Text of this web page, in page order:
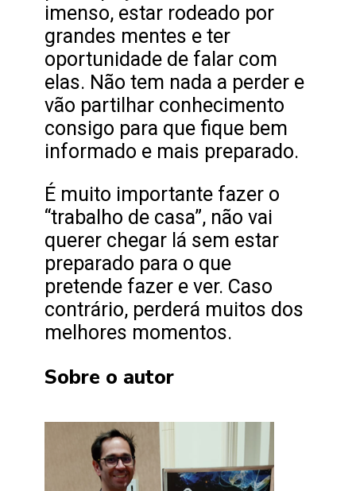
imenso, estar rodeado por
grandes mentes e ter
oportunidade de falar com
elas. Não tem nada a perder e
vão partilhar conhecimento
consigo para que fique bem
informado e mais preparado.
É muito importante fazer o
“trabalho de casa”, não vai
querer chegar lá sem estar
preparado para o que
pretende fazer e ver. Caso
contrário, perderá muitos dos
melhores momentos.
Sobre o autor